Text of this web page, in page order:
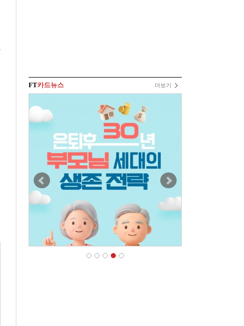
FT카드뉴스 더보기